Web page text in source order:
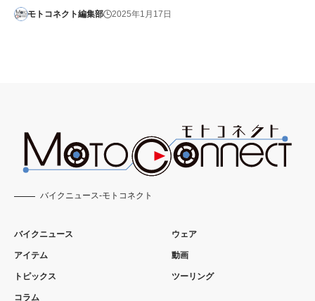
モトコネクト編集部 2025年1月17日
バイクニュース-モトコネクト
バイクニュース
アイテム
トピックス
コラム
ウェア
動画
ツーリング